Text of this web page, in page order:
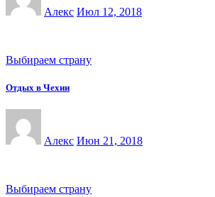
Алекс Июл 12, 2018
Выбираем страну
Отдых в Чехии
Алекс Июн 21, 2018
Выбираем страну